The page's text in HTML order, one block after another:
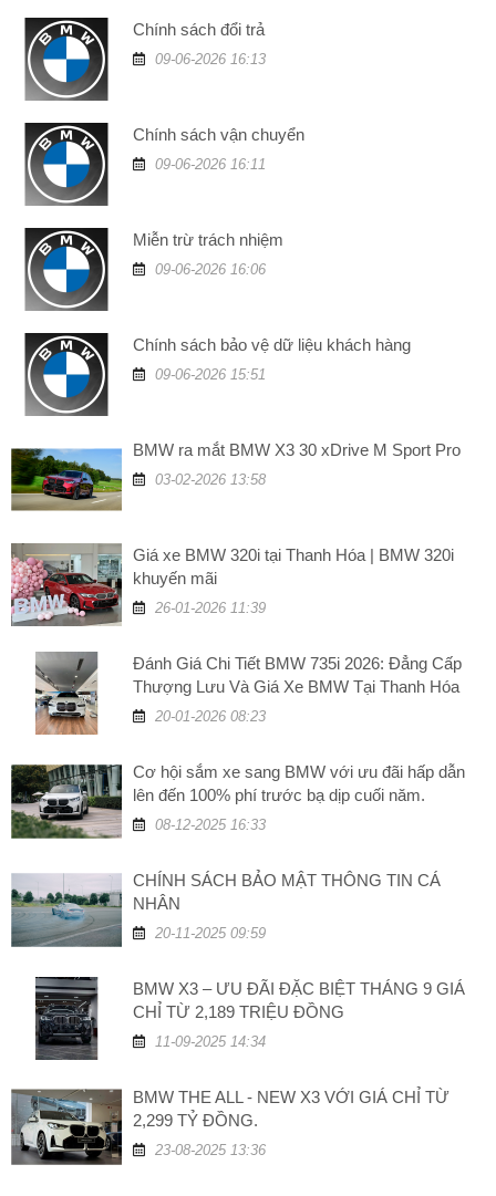
Chính sách đổi trả
09-06-2026 16:13
Chính sách vận chuyển
09-06-2026 16:11
Miễn trừ trách nhiệm
09-06-2026 16:06
Chính sách bảo vệ dữ liệu khách hàng
09-06-2026 15:51
BMW ra mắt BMW X3 30 xDrive M Sport Pro
03-02-2026 13:58
Giá xe BMW 320i tại Thanh Hóa | BMW 320i
khuyến mãi
26-01-2026 11:39
Đánh Giá Chi Tiết BMW 735i 2026: Đẳng Cấp
Thượng Lưu Và Giá Xe BMW Tại Thanh Hóa
20-01-2026 08:23
Cơ hội sắm xe sang BMW với ưu đãi hấp dẫn
lên đến 100% phí trước bạ dịp cuối năm.
08-12-2025 16:33
CHÍNH SÁCH BẢO MẬT THÔNG TIN CÁ
NHÂN
20-11-2025 09:59
BMW X3 – ƯU ĐÃI ĐẶC BIỆT THÁNG 9 GIÁ
CHỈ TỪ 2,189 TRIỆU ĐỒNG
11-09-2025 14:34
BMW THE ALL - NEW X3 VỚI GIÁ CHỈ TỪ
2,299 TỶ ĐỒNG.
23-08-2025 13:36